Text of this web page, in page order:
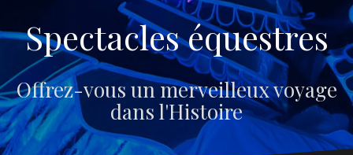
Spectacles équestres
Offrez-vous un merveilleux voyage
dans l'Histoire